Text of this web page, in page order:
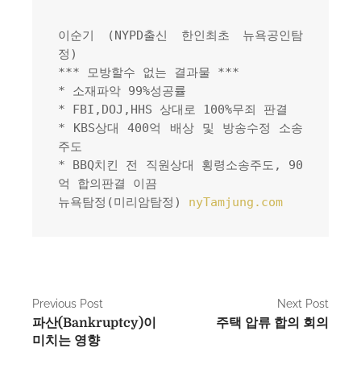
이순기 (NYPD출신 한인최초 뉴욕공인탐
정)
*** 모방할수 없는 결과물 ***
* 소재파악 99%성공률
* FBI,DOJ,HHS 상대로 100%무죄 판결
* KBS상대 400억 배상 및 방송수정 소송
주도
* BBQ치킨 전 직원상대 횡령소송주도, 90
억 합의판결 이끔
뉴욕탐정(미리암탐정) nyTamjung.com
P
o
Previous Post
파산(Bankruptcy)이
미치는 영향
Next Post
주택 압류 합의 회의